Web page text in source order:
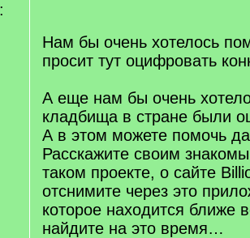
Нам бы очень хотелось
просит тут оцифровать
А еще нам бы очень
кладбища в стране были
А в этом можете помочь
Расскажите своим
таком проекте, о сайте
отснимите через это
которое находится ближе
найдите на это время…